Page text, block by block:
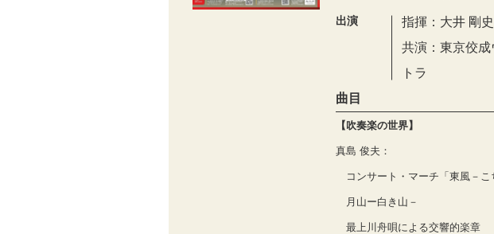
出演
指揮：大井 剛史
共演：東京佼成
トラ
曲目
【吹奏楽の世界】
真島 俊夫：
コンサート・マーチ「東風－こ
月山ー白き山－
最上川舟唄による交響的楽章